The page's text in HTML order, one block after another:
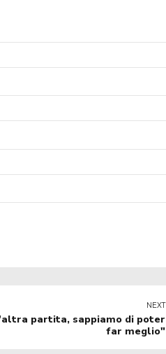
NEXT
partita, sappiamo di poter
far meglio"